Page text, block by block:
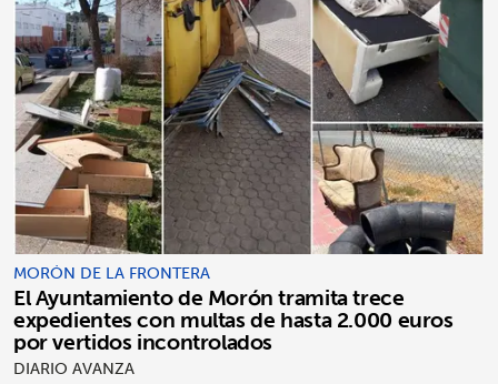
MORÓN DE LA FRONTERA
El Ayuntamiento de Morón tramita trece
expedientes con multas de hasta 2.000 euros
por vertidos incontrolados
DIARIO AVANZA